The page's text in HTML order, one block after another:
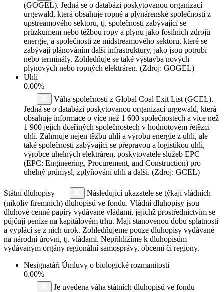
(GOGEL). Jedná se o databázi poskytovanou organizací
urgewald, která obsahuje ropné a plynárenské společnosti z
upstreamového sektoru, tj. společnosti zabývající se
průzkumem nebo těžbou ropy a plynu jako fosilních zdrojů
energie, a společnosti ze midstreamového sektoru, které se
zabývají plánováním další infrastruktury, jako jsou potrubí
nebo terminály. Zohledňuje se také výstavba nových
plynových nebo ropných elektráren. (Zdroj: GOGEL)
Uhlí
0.00%
Váha společností z Global Coal Exit List (GCEL).
Jedná se o databázi poskytovanou organizací urgewald, která
obsahuje informace o více než 1 600 společnostech a více než
1 900 jejich dceřiných společnostech v hodnotovém řetězci
uhlí. Zahrnuje nejen těžbu uhlí a výrobu energie z uhlí, ale
také společnosti zabývající se přepravou a logistikou uhlí,
výrobce uhelných elektráren, poskytovatele služeb EPC
(EPC: Engineering, Procurement, and Construction) pro
uhelný průmysl, zplyňování uhlí a další. (Zdroj: GCEL)
Státní dluhopisy
Následující ukazatele se týkají vládních
(nikoliv firemních) dluhopisů ve fondu. Vládní dluhopisy jsou
dluhové cenné papíry vydávané vládami, jejichž prostřednictvím se
půjčují peníze na kapitálovém trhu. Mají stanovenou dobu splatnosti
a vyplácí se z nich úrok. Zohledňujeme pouze dluhopisy vydávané
na národní úrovni, tj. vládami. Nepřihlížíme k dluhopisům
vydávaným orgány regionální samosprávy, obcemi či regiony.
Nesignatáři Úmluvy o biologické rozmanitosti
0.00%
Je uvedena váha státních dluhopisů ve fondu